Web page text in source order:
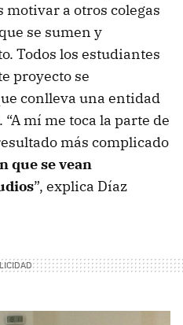
motivar a otros colegas
se sumen y
Todos los estudiantes
proyecto se
conlleva una entidad
mí me toca la parte de
más complicado
que se vean
”, explica Díaz